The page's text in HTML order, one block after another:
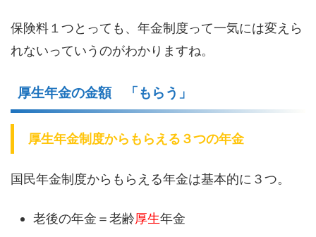
保険料１つとっても、年金制度って一気には変えら
れないっていうのがわかりますね。
厚生年金の金額 「もらう」
厚生年金制度からもらえる３つの年金
国民年金制度からもらえる年金は基本的に３つ。
老後の年金＝老齢厚生年金